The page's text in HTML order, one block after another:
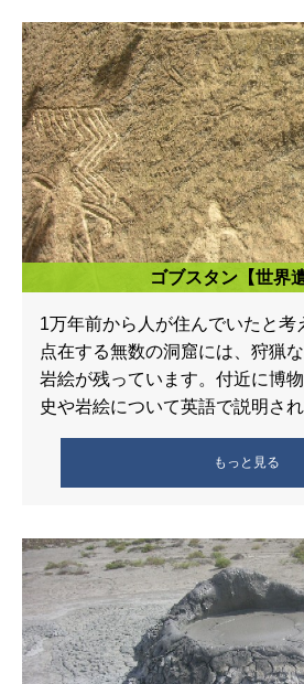
ゴブスタン【世界
1万年前から人が住んでいたと考
点在する無数の洞窟には、狩猟
岩絵が残っています。付近に博
史や岩絵について英語で説明さ
から南西へ車で約1時間で、
もっと見る